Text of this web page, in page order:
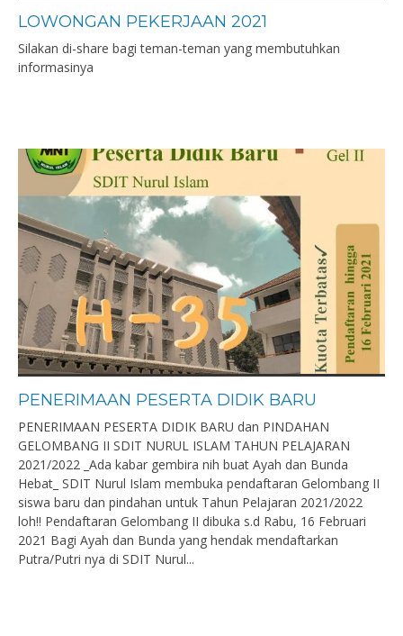
LOWONGAN PEKERJAAN 2021
Silakan di-share bagi teman-teman yang membutuhkan
informasinya
PENERIMAAN PESERTA DIDIK BARU
PENERIMAAN PESERTA DIDIK BARU dan PINDAHAN
GELOMBANG II SDIT NURUL ISLAM TAHUN PELAJARAN
2021/2022 _Ada kabar gembira nih buat Ayah dan Bunda
Hebat_ SDIT Nurul Islam membuka pendaftaran Gelombang II
siswa baru dan pindahan untuk Tahun Pelajaran 2021/2022
loh!! Pendaftaran Gelombang II dibuka s.d Rabu, 16 Februari
2021 Bagi Ayah dan Bunda yang hendak mendaftarkan
Putra/Putri nya di SDIT Nurul...